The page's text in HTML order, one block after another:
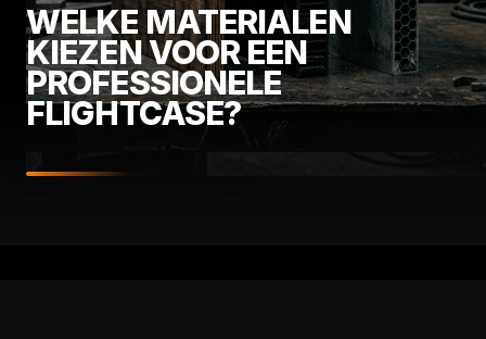
WELKE MATERIALEN
KIEZEN VOOR EEN
PROFESSIONELE
FLIGHTCASE?